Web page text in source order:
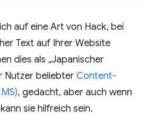
auf eine Art von Hack, bei
Text auf Ihrer Website
dies als „Japanischer
Nutzer beliebter Content-
, gedacht, aber auch wenn
sie hilfreich sein.